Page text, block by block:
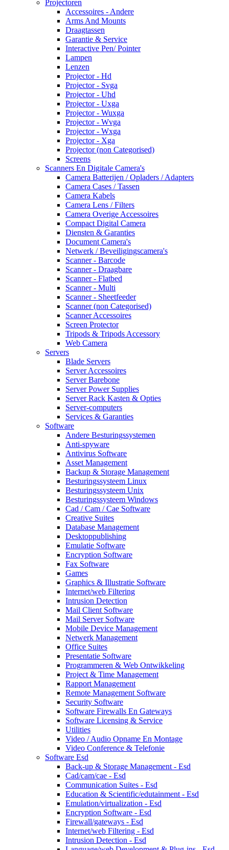
Projectoren
Accessoires - Andere
Arms And Mounts
Draagtassen
Garantie & Service
Interactive Pen/ Pointer
Lampen
Lenzen
Projector - Hd
Projector - Svga
Projector - Uhd
Projector - Uxga
Projector - Wuxga
Projector - Wvga
Projector - Wxga
Projector - Xga
Projector (non Categorised)
Screens
Scanners En Digitale Camera's
Camera Batterijen / Opladers / Adapters
Camera Cases / Tassen
Camera Kabels
Camera Lens / Filters
Camera Overige Accessoires
Compact Digital Camera
Diensten & Garanties
Document Camera's
Netwerk / Beveiligingscamera's
Scanner - Barcode
Scanner - Draagbare
Scanner - Flatbed
Scanner - Multi
Scanner - Sheetfeeder
Scanner (non Categorised)
Scanner Accessoires
Screen Protector
Tripods & Tripods Accessory
Web Camera
Servers
Blade Servers
Server Accessoires
Server Barebone
Server Power Supplies
Server Rack Kasten & Opties
Server-computers
Services & Garanties
Software
Andere Besturingssystemen
Anti-spyware
Antivirus Software
Asset Management
Backup & Storage Management
Besturingssysteem Linux
Besturingssysteem Unix
Besturingssysteem Windows
Cad / Cam / Cae Software
Creative Suites
Database Management
Desktoppublishing
Emulatie Software
Encryption Software
Fax Software
Games
Graphics & Illustratie Software
Internet/web Filtering
Intrusion Detection
Mail Client Software
Mail Server Software
Mobile Device Management
Netwerk Management
Office Suites
Presentatie Software
Programmeren & Web Ontwikkeling
Project & Time Management
Rapport Management
Remote Management Software
Security Software
Software Firewalls En Gateways
Software Licensing & Service
Utilities
Video / Audio Opname En Montage
Video Conference & Telefonie
Software Esd
Back-up & Storage Management - Esd
Cad/cam/cae - Esd
Communication Suites - Esd
Education & Scientific/edutainment - Esd
Emulation/virtualization - Esd
Encryption Software - Esd
Firewall/gateways - Esd
Internet/web Filtering - Esd
Intrusion Detection - Esd